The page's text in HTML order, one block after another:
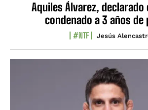
Aquiles Álvarez, declarado
condenado a 3 años de
#NTF Jesús